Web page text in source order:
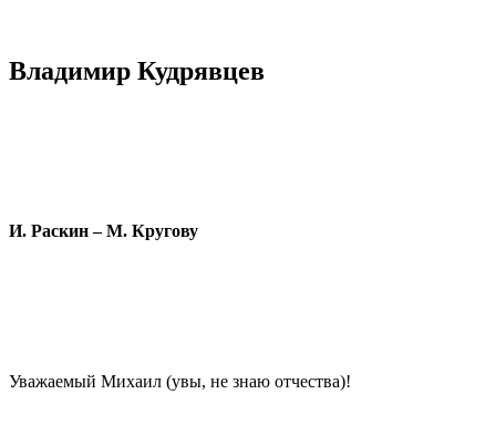
Владимир Кудрявцев
И. Раскин – М. Кругову
Уважаемый Михаил (увы, не знаю отчества)!